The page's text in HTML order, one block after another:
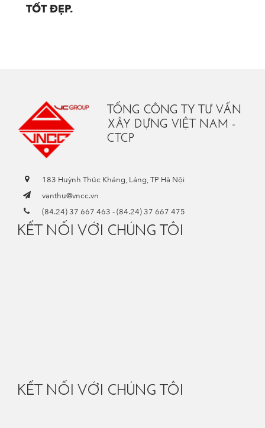
TỐT ĐẸP.
TỔNG CÔNG TY TƯ VẤN
XÂY DỰNG VIỆT NAM -
CTCP
183 Huỳnh Thúc Kháng, Láng, TP Hà Nội
vanthu@vncc.vn
(84.24) 37 667 463 -(84.24) 37 667 475
KẾT NỐI VỚI CHÚNG TÔI
KẾT NỐI VỚI CHÚNG TÔI